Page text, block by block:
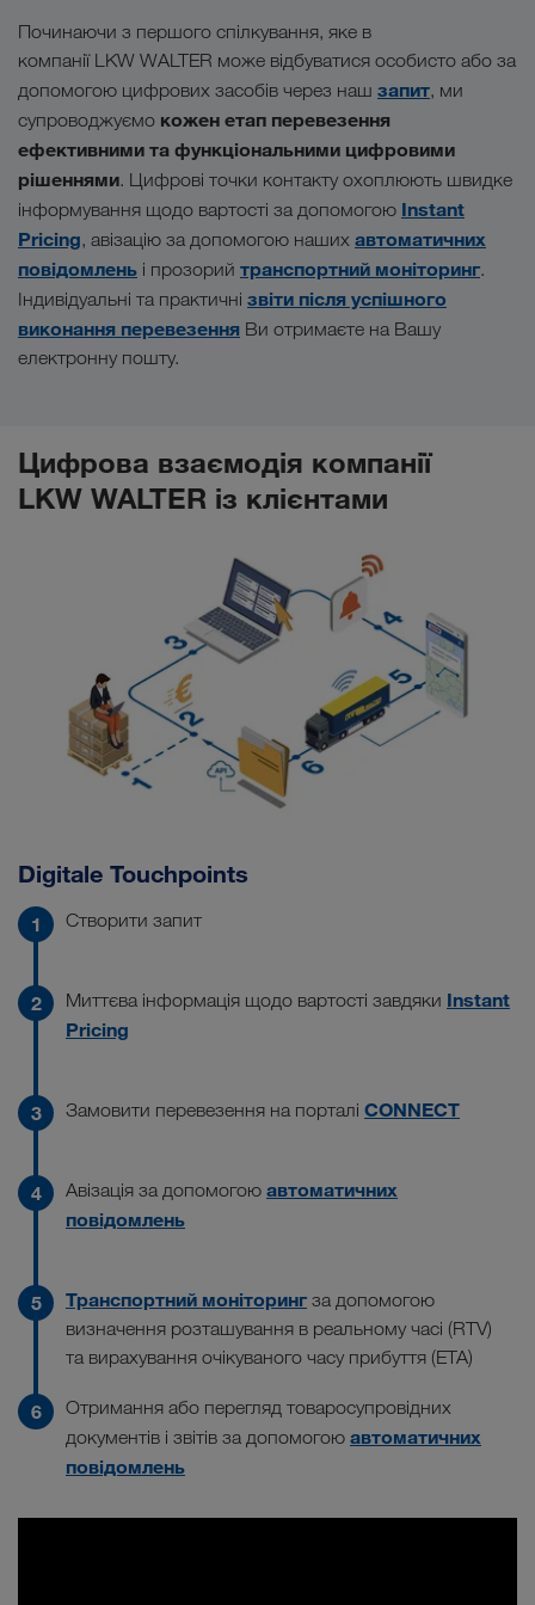
Починаючи з першого спілкування, яке в
компанії LKW WALTER може відбуватися особисто або за
допомогою цифрових засобів через наш запит, ми
супроводжуємо кожен етап перевезення
ефективними та функціональними цифровими
рішеннями. Цифрові точки контакту охоплюють швидке
інформування щодо вартості за допомогою Instant
Pricing, авізацію за допомогою наших автоматичних
повідомлень і прозорий транспортний моніторинг.
Індивідуальні та практичні звіти після успішного
виконання перевезення Ви отримаєте на Вашу
електронну пошту.
Цифрова взаємодія компанії
LKW WALTER із клієнтами
Digitale Touchpoints
Створити запит
Миттєва інформація щодо вартості завдяки Instant
Pricing
Замовити перевезення на порталі CONNECT
Авізація за допомогою автоматичних
повідомлень
Транспортний моніторинг за допомогою
визначення розташування в реальному часі (RTV)
та вирахування очікуваного часу прибуття (ЕТА)
Отримання або перегляд товаросупровідних
документів і звітів за допомогою автоматичних
повідомлень